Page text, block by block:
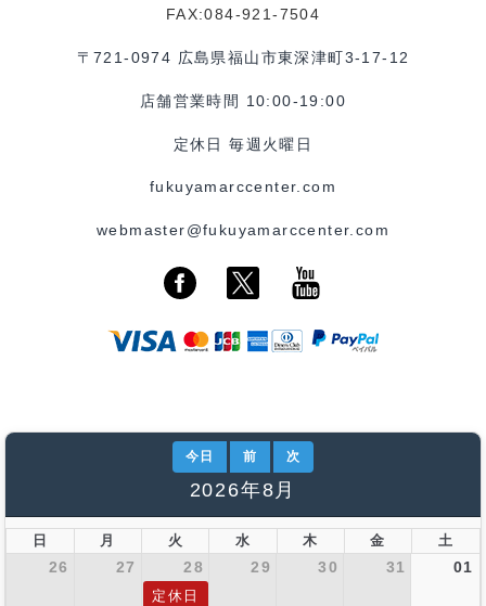
FAX:084-921-7504
〒721-0974 広島県福山市東深津町3-17-12
店舗営業時間 10:00-19:00
定休日 毎週火曜日
fukuyamarccenter.com
webmaster@fukuyamarccenter.com
今日 前 次
2026年8月
日 月 火 水 木 金 土
26 27 28 29 30 31 01
定休日